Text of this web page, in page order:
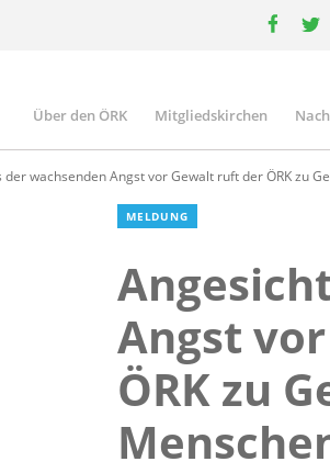
Main
navigation
Über den ÖRK Mitgliedskirchen
der wachsenden Angst vor Gewalt ruft der ÖRK zu
MELDUNG
Angst
ÖRK zu